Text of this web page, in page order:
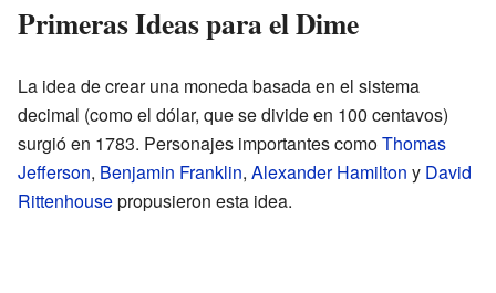
Primeras Ideas para el Dime
La idea de crear una moneda basada en el sistema
decimal (como el dólar, que se divide en 100 centavos)
surgió en 1783. Personajes importantes comoThomas
Jefferson, Benjamin Franklin, Alexander Hamilton y David
Rittenhousepropusieron esta idea.